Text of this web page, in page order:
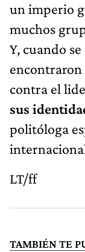
un imperio
muchos
Y, cuando
encontraron
contra el
sus
politóloga
LT/ff
TAMBIÉN TE